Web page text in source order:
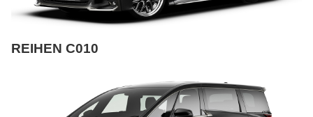
REIHEN C010